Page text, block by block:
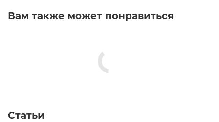
Вам также может понравиться
Статьи